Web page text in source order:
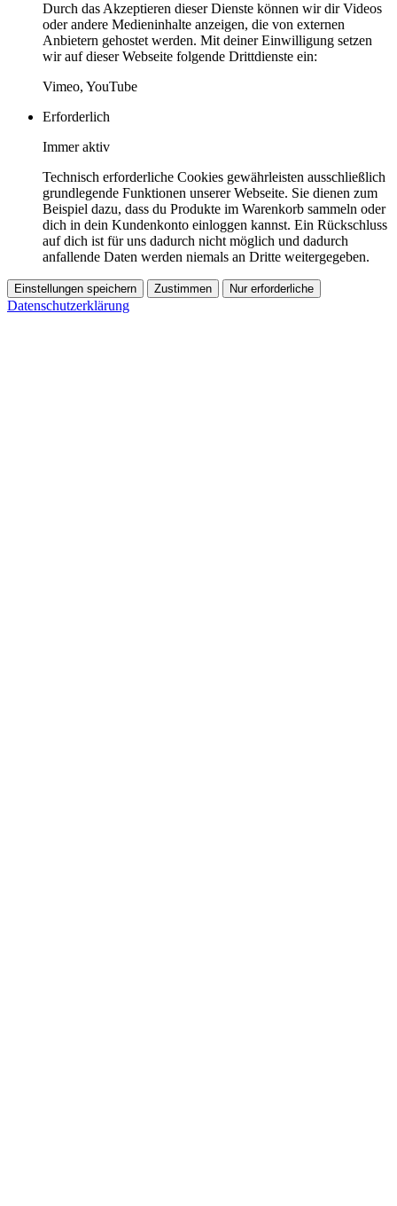
Durch das Akzeptieren dieser Dienste können wir dir Videos
oder andere Medieninhalte anzeigen, die von externen
Anbietern gehostet werden. Mit deiner Einwilligung setzen
wir auf dieser Webseite folgende Drittdienste ein:
Vimeo, YouTube
Erforderlich
Immer aktiv
Technisch erforderliche Cookies gewährleisten ausschließlich
grundlegende Funktionen unserer Webseite. Sie dienen zum
Beispiel dazu, dass du Produkte im Warenkorb sammeln oder
dich in dein Kundenkonto einloggen kannst. Ein Rückschluss
auf dich ist für uns dadurch nicht möglich und dadurch
anfallende Daten werden niemals an Dritte weitergegeben.
Einstellungen speichern Zustimmen Nur erforderliche
Datenschutzerklärung